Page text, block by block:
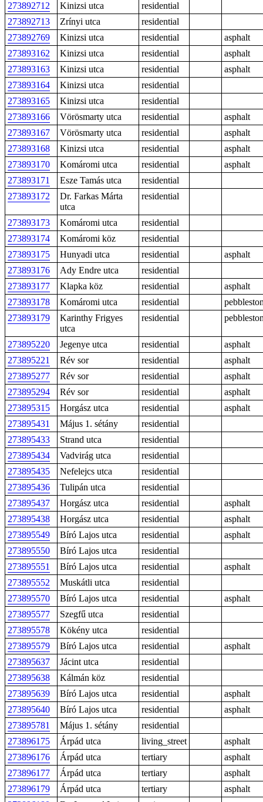
273892712
Kinizsi utca
residential
273892713
Zrínyi utca
residential
273892769
Kinizsi utca residential
asphalt
273893162
Kinizsi utca residential
asphalt
273893163
Kinizsi utca residential
asphalt
273893164
Kinizsi utca
residential
273893165
Kinizsi utca
residential
273893166
Vörösmarty utca residential
asphalt
273893167
Vörösmarty utca residential
asphalt
273893168
Kinizsi utca residential
asphalt
273893170
Komáromi utca residential
asphalt
273893171
Esze Tamás utca
residential
273893172
Dr. Farkas Márta
utca
residential
273893173 Komáromi utca
residential
273893174
Komáromi köz
residential
273893175
Hunyadi utca residential
asphalt
273893176
Ady Endre utca
residential
273893177
Klapka köz residential
asphalt
273893178
Komáromi utca residential
273893179
Karinthy Frigyes
utca
residential
273895220 Jegenye utca residential
asphalt
273895221
Rév sor residential
asphalt
273895277
Rév sor residential
asphalt
273895294
Rév sor residential
asphalt
273895315
Horgász utca residential
asphalt
273895431
Május 1. sétány
residential
273895433
Strand utca
residential
273895434
Vadvirág utca
residential
273895435
Nefelejcs utca
residential
273895436
Tulipán utca
residential
273895437
Horgász utca residential
asphalt
273895438
Horgász utca residential
asphalt
273895549
Bíró Lajos utca residential
asphalt
273895550
Bíró Lajos utca
residential
273895551
Bíró Lajos utca residential
asphalt
273895552
Muskátli utca
residential
273895570
Bíró Lajos utca residential
asphalt
273895577
Szegfű utca
residential
273895578
Kökény utca
residential
273895579
Bíró Lajos utca residential
asphalt
273895637
Jácint utca
residential
273895638
Kálmán köz
residential
273895639
Bíró Lajos utca residential
asphalt
273895640
Bíró Lajos utca residential
asphalt
273895781
Május 1. sétány
residential
273896175
Árpád utca living_street
asphalt
273896176
Árpád utca tertiary
asphalt
273896177
Árpád utca tertiary
asphalt
273896179
Árpád utca tertiary
asphalt